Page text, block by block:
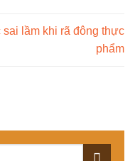
sai lầm khi rã đông thực
phẩm